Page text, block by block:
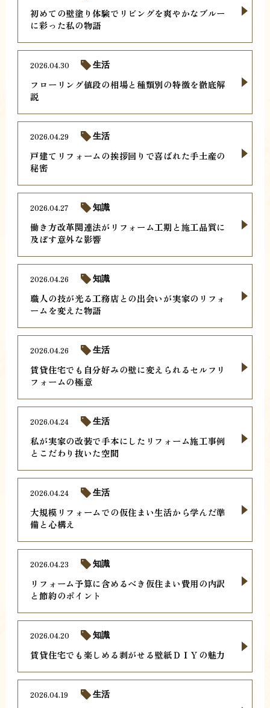
初めての壁塗り体験でリビングを爽やかなブルー
に彩った私の物語
フローリング値段の相場と種類別の特徴を徹底解
説
2026.04.30 生活
戸建てリフォームの挨拶回りで喜ばれた手土産の
秘密
2026.04.29 生活
働き方改革関連法がリフォーム工期と施工品質に
及ぼす意外な影響
2026.04.27 知識
職人の技が光る工務店との出会いが実家のリフォ
ームを変えた物語
2026.04.26 知識
賃貸住宅でも自分好みの壁に変えられるセルフリ
フォームの極意
2026.04.26 生活
私が実家の改装で手本にしたリフォーム施工事例
とこだわり抜いた空間
2026.04.24 生活
大規模リフォームでの仮住まい生活から学んだ準
備と心構え
2026.04.24 生活
リフォーム予算に含めるべき仮住まい費用の内訳
と節約のポイント
2026.04.23 知識
賃貸住宅でも楽しめる剥がせる壁紙ＤＩＹの魅力
2026.04.20 知識
2026.04.19 生活